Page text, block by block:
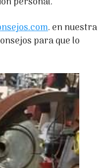
. en nuestra
para que lo